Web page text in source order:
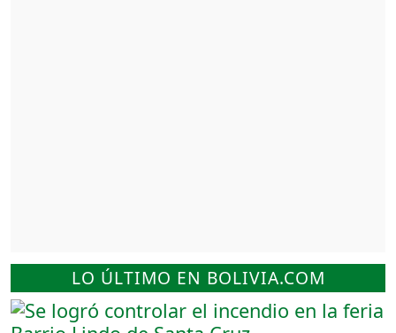
LO ÚLTIMO EN BOLIVIA.COM